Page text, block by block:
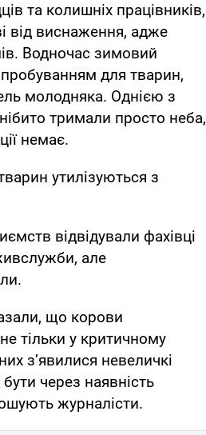
та колишніх працівників,
від виснаження, адже
Водночас зимовий
для тварин,
молодняка. Однією з
тримали просто неба,
немає.
утилізуються з
відвідували фахівці
але
що корови
тільки у критичному
з’явилися невеличкі
через наявність
журналісти.